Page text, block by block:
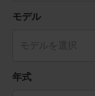
モデル
年式